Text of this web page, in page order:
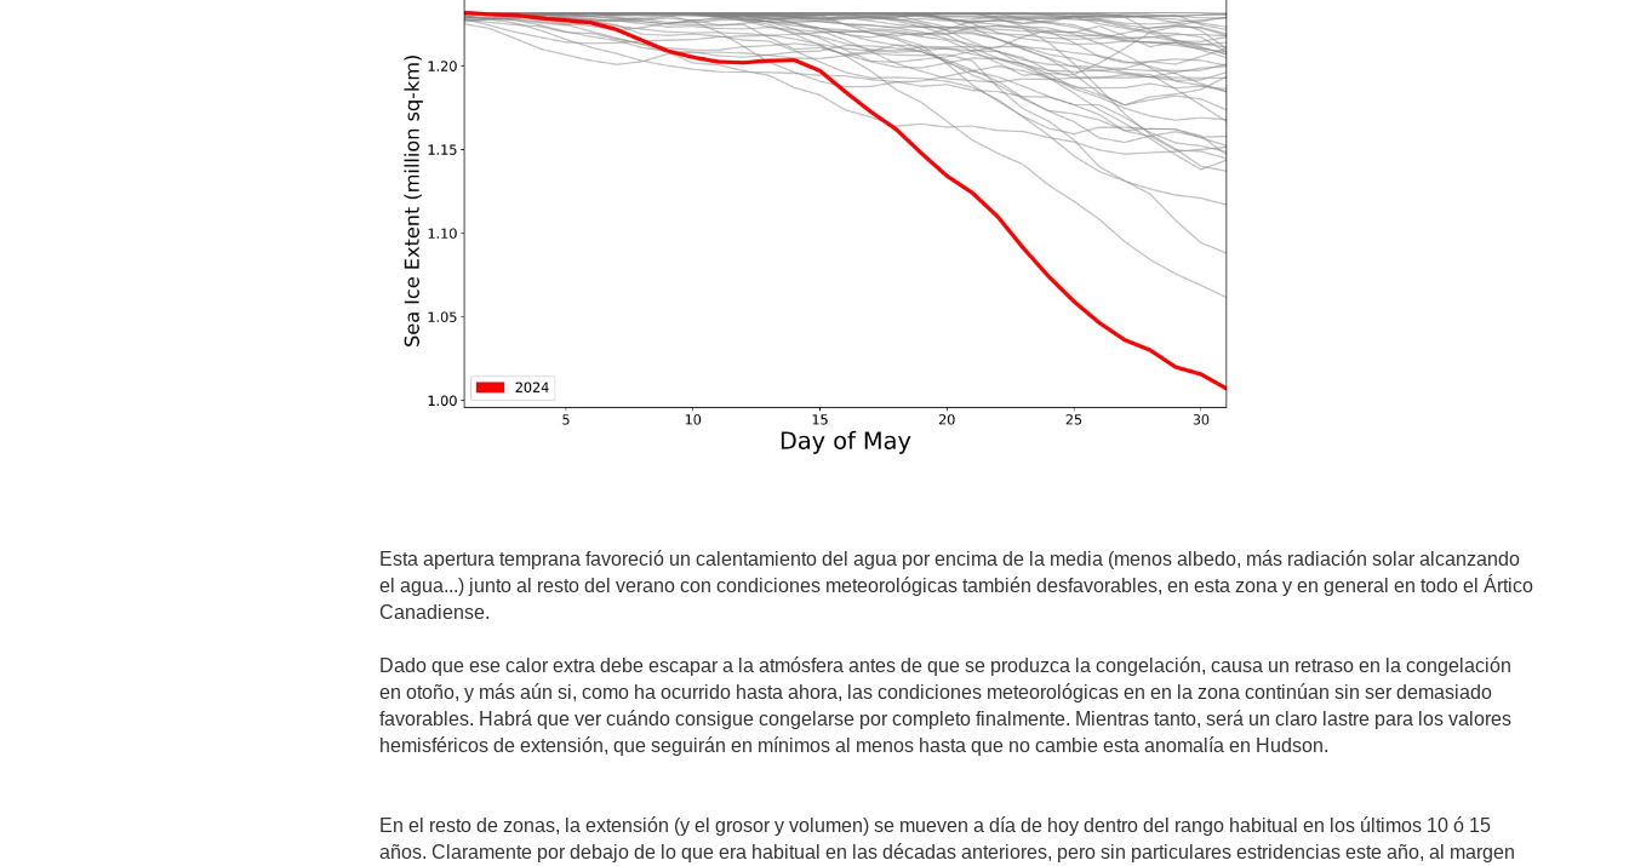
Esta apertura temprana favoreció un calentamiento del agua por encima de la media (menos albedo, más radiación solar alcanzando
el agua...) junto al resto del verano con condiciones meteorológicas también desfavorables, en esta zona y en general en todo el Ártico
Canadiense.
Dado que ese calor extra debe escapar a la atmósfera antes de que se produzca la congelación, causa un retraso en la congelación
en otoño, y más aún si, como ha ocurrido hasta ahora, las condiciones meteorológicas en en la zona continúan sin ser demasiado
favorables. Habrá que ver cuándo consigue congelarse por completo finalmente. Mientras tanto, será un claro lastre para los valores
hemisféricos de extensión, que seguirán en mínimos al menos hasta que no cambie esta anomalía en Hudson.
En el resto de zonas, la extensión (y el grosor y volumen) se mueven a día de hoy dentro del rango habitual en los últimos 10 ó 15
años. Claramente por debajo de lo que era habitual en las décadas anteriores, pero sin particulares estridencias este año, al margen